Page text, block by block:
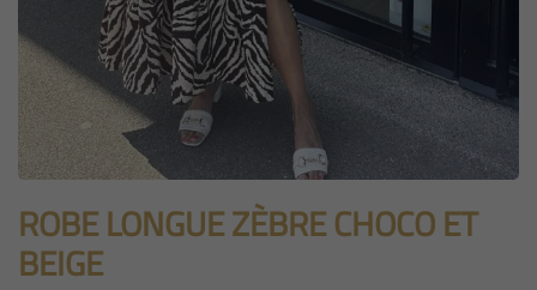
ROBE LONGUE ZÈBRE CHOCO ET
BEIGE